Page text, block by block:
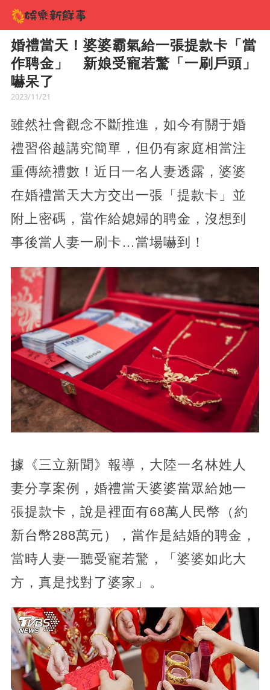
婚禮當天！婆婆霸氣給一張提款卡「當
作聘金」 新娘受寵若驚「一刷戶頭」
嚇呆了
2023/11/21
雖然社會觀念不斷推進，如今有關于婚
禮習俗越講究簡單，但仍有家庭相當注
重傳統禮數！近日一名人妻透露，婆婆
在婚禮當天大方交出一張「提款卡」並
附上密碼，當作給媳婦的聘金，沒想到
事後當人妻一刷卡…當場嚇到！
據《三立新聞》報導，大陸一名林姓人
妻分享案例，婚禮當天婆婆當眾給她一
張提款卡，說是裡面有68萬人民幣（約
新台幣288萬元），當作是結婚的聘金，
當時人妻一聽受寵若驚，「婆婆如此大
方，真是找對了婆家」。